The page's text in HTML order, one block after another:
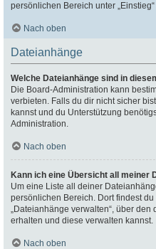
persönlichen Bereich unter
Nach oben
Dateianhänge
Welche Dateianhänge sind in
Die Board-Administration kann
verbieten. Falls du dir nicht sicher
kannst und du Unterstützung
Administration.
Nach oben
Kann ich eine Übersicht all meiner
Um eine Liste all deiner
persönlichen Bereich. Dort findest du
„Dateianhänge verwalten“, über
erhalten und diese verwalten kannst.
Nach oben